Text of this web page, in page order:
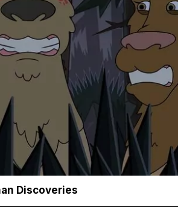
Discoveries